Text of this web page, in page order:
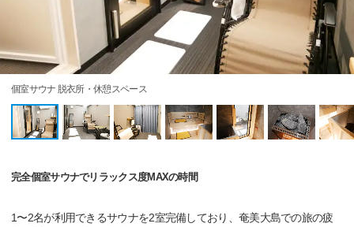
個室サウナ 脱衣所・休憩スペース
完全個室サウナでリラックス度MAXの時間
1〜2名が利用できるサウナを2室完備しており、奄美大島での旅の疲